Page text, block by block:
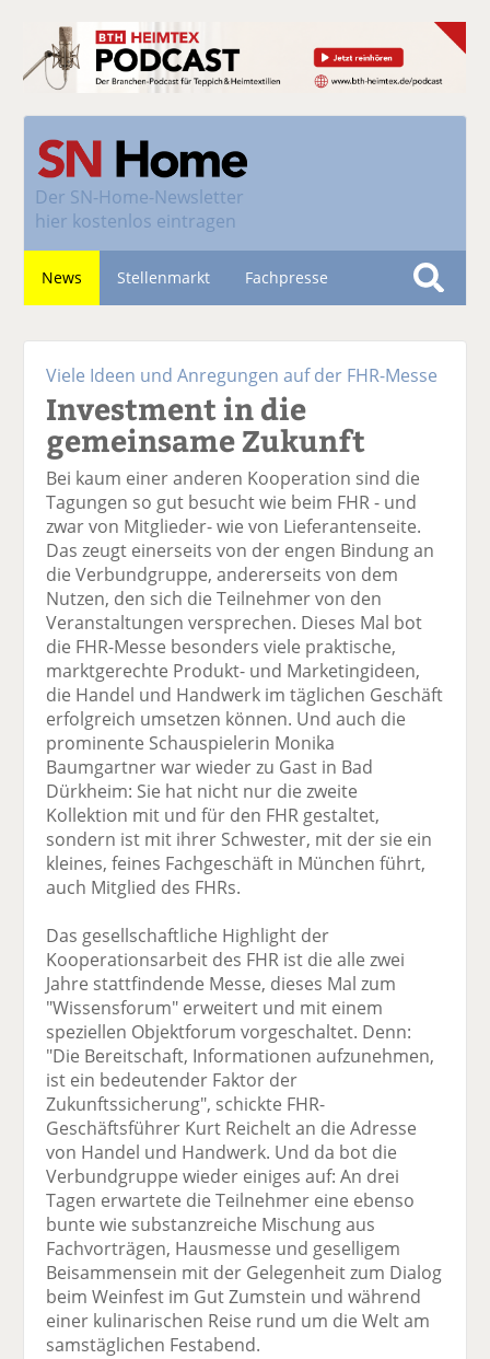
Der SN-Home-Newsletter
hier kostenlos eintragen
News Stellenmarkt Fachpresse
S
h
Viele Ideen und Anregungen auf der FHR-Messe
Investment in die
gemeinsame Zukunft
Bei kaum einer anderen Kooperation sind die
Tagungen so gut besucht wie beim FHR - und
zwar von Mitglieder- wie von Lieferantenseite.
Das zeugt einerseits von der engen Bindung an
die Verbundgruppe, andererseits von dem
Nutzen, den sich die Teilnehmer von den
Veranstaltungen versprechen. Dieses Mal bot
die FHR-Messe besonders viele praktische,
marktgerechte Produkt- und Marketingideen,
die Handel und Handwerk im täglichen Geschäft
erfolgreich umsetzen können. Und auch die
prominente Schauspielerin Monika
Baumgartner war wieder zu Gast in Bad
Dürkheim: Sie hat nicht nur die zweite
Kollektion mit und für den FHR gestaltet,
sondern ist mit ihrer Schwester, mit der sie ein
kleines, feines Fachgeschäft in München führt,
auch Mitglied des FHRs.
Das gesellschaftliche Highlight der
Kooperationsarbeit des FHR ist die alle zwei
Jahre stattfindende Messe, dieses Mal zum
"Wissensforum" erweitert und mit einem
speziellen Objektforum vorgeschaltet. Denn:
"Die Bereitschaft, Informationen aufzunehmen,
ist ein bedeutender Faktor der
Zukunftssicherung", schickte FHR-
Geschäftsführer Kurt Reichelt an die Adresse
von Handel und Handwerk. Und da bot die
Verbundgruppe wieder einiges auf: An drei
Tagen erwartete die Teilnehmer eine ebenso
bunte wie substanzreiche Mischung aus
Fachvorträgen, Hausmesse und geselligem
Beisammensein mit der Gelegenheit zum Dialog
beim Weinfest im Gut Zumstein und während
einer kulinarischen Reise rund um die Welt am
samstäglichen Festabend.